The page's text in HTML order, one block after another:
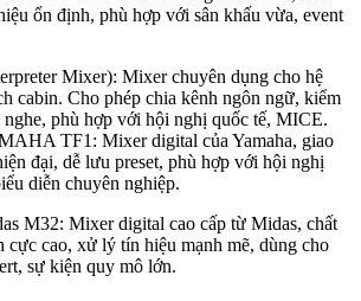
ổn định, phù hợp với sân khấu vừa, event
Mixer): Mixer chuyên dụng cho hệ
cabin. Cho phép chia kênh ngôn ngữ, kiểm
nghe, phù hợp với hội nghị quốc tế, MICE.
TF1: Mixer digital của Yamaha, giao
đại, dễ lưu preset, phù hợp với hội nghị
diễn chuyên nghiệp.
M32: Mixer digital cao cấp từ Midas, chất
cực cao, xử lý tín hiệu mạnh mẽ, dùng cho
sự kiện quy mô lớn.